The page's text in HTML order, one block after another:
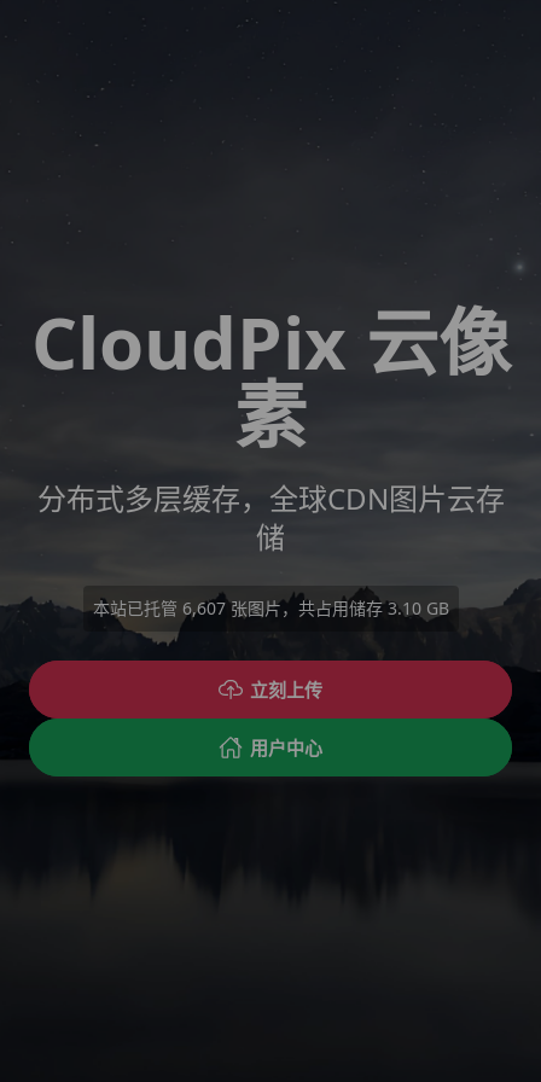
CloudPix 云像
素
分布式多层缓存，全球CDN图片云存
储
本站已托管 6,607张图片，共占用储存3.10 GB
立刻上传
用户中心